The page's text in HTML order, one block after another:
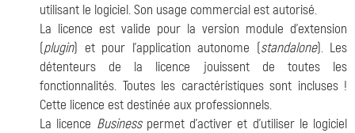
utilisant le logiciel. Son usage commercial est autorisé.
La licence est valide pour la version module d'extension
(plugin) et pour l'application autonome (standalone). Les
détenteurs de la licence jouissent de toutes les
fonctionnalités. Toutes les caractéristiques sont incluses !
Cette licence est destinée aux professionnels.
La licence Businesspermet d'activer et d'utiliser le logiciel